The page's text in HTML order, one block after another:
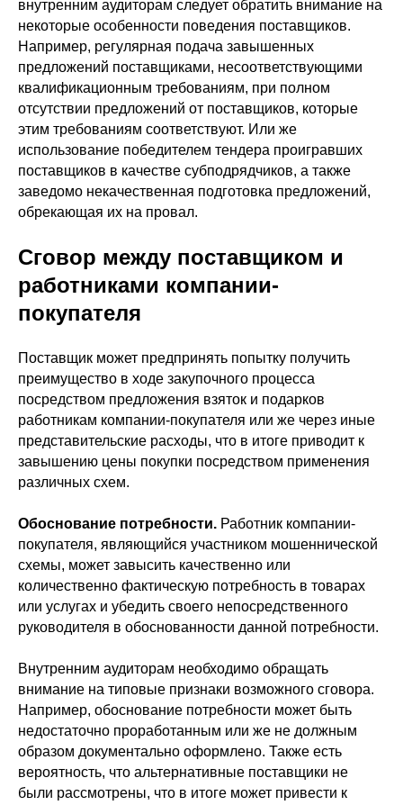
внутренним аудиторам следует обратить внимание на
некоторые особенности поведения поставщиков.
Например, регулярная подача завышенных
предложений поставщиками, несоответствующими
квалификационным требованиям, при полном
отсутствии предложений от поставщиков, которые
этим требованиям соответствуют. Или же
использование победителем тендера проигравших
поставщиков в качестве субподрядчиков, а также
заведомо некачественная подготовка предложений,
обрекающая их на провал.
Сговор между поставщиком и
работниками компании-
покупателя
Поставщик может предпринять попытку получить
преимущество в ходе закупочного процесса
посредством предложения взяток и подарков
работникам компании-покупателя или же через иные
представительские расходы, что в итоге приводит к
завышению цены покупки посредством применения
различных схем.
Обоснование потребности. Работник компании-
покупателя, являющийся участником мошеннической
схемы, может завысить качественно или
количественно фактическую потребность в товарах
или услугах и убедить своего непосредственного
руководителя в обоснованности данной потребности.
Внутренним аудиторам необходимо обращать
внимание на типовые признаки возможного сговора.
Например, обоснование потребности может быть
недостаточно проработанным или же не должным
образом документально оформлено. Также есть
вероятность, что альтернативные поставщики не
были рассмотрены, что в итоге может привести к